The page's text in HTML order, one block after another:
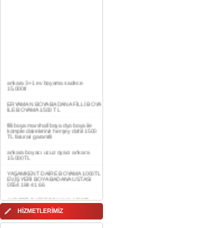
ERYAMAN BOYA BADANA FİLLİ BOYA
İLE BOYAMA 1500 TL
filli boya marshall boya dyo boya ile
komple daireleriniz herşey dahil 1500
ankara boyacı ucuz oyacı ankara
15.000TL
YAŞAMKENT DAİRE BOYAMA 1000TL
EV,İŞYERİ BOYA BADANA USTASI
AKDERE DAİRE BOYAMA 1000TL
EV,İŞYERİ BOYA BADANA USTASI
CEBECİ DAİRE BOYAMA 1000TL
EV,İŞYERİ BOYA BADANA USTASI
0554 184 41 66
HİZMETLERİMİZ